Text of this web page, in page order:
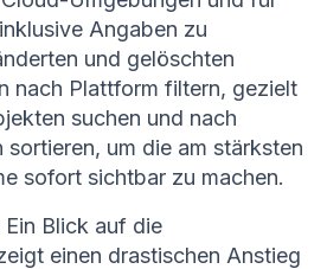
Angaben zu
und gelöschten
nach Plattform filtern, gezielt
suchen und nach
um die am stärksten
sofort sichtbar zu machen.
Ein Blick auf die
einen drastischen Anstieg